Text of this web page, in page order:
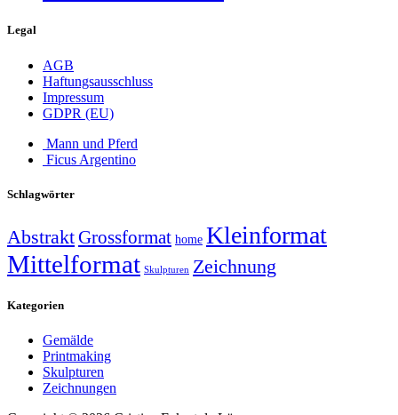
Legal
AGB
Haftungsausschluss
Impressum
GDPR (EU)
Mann und Pferd
Ficus Argentino
Schlagwörter
AbstraktGrossformat home Kleinformat
Mittelformat Skulpturen Zeichnung
Kategorien
Gemälde
Printmaking
Skulpturen
Zeichnungen